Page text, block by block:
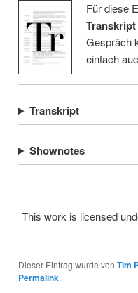
Für diese
Transkript
Gespräch
einfach
Transkript
Shownotes
This work is licensed
Dieser Eintrag wurde von Tim
Permalink.